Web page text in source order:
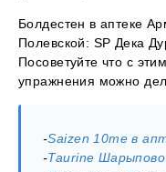
Болдестен в аптеке
Полевской: SP Дека
Посоветуйте что с
упражнения можно
-Saizen 10me в
-Taurine Шарыпово